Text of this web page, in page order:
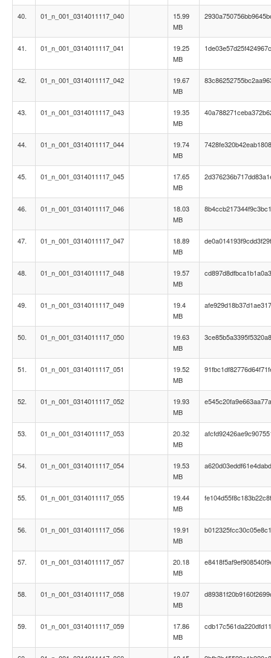
40. 01_n_001_0314011117_040
15.99
MB
41. 01_n_001_0314011117_041
19.25
MB
42. 01_n_001_0314011117_042
19.67
MB
43. 01_n_001_0314011117_043
19.35
MB
44. 01_n_001_0314011117_044
19.74
MB
45. 01_n_001_0314011117_045
17.65
MB
46. 01_n_001_0314011117_046
18.03
MB
47. 01_n_001_0314011117_047
18.89
MB
48. 01_n_001_0314011117_048
19.57
MB
49. 01_n_001_0314011117_049
19.4
MB
50. 01_n_001_0314011117_050
19.63
MB
51. 01_n_001_0314011117_051
19.52
MB
52. 01_n_001_0314011117_052
19.93
MB
53. 01_n_001_0314011117_053
20.32
MB
54. 01_n_001_0314011117_054
19.53
MB
55. 01_n_001_0314011117_055
19.44
MB
56. 01_n_001_0314011117_056
19.91
MB
57. 01_n_001_0314011117_057
20.18
MB
58. 01_n_001_0314011117_058
19.07
MB
59. 01_n_001_0314011117_059
17.86
MB